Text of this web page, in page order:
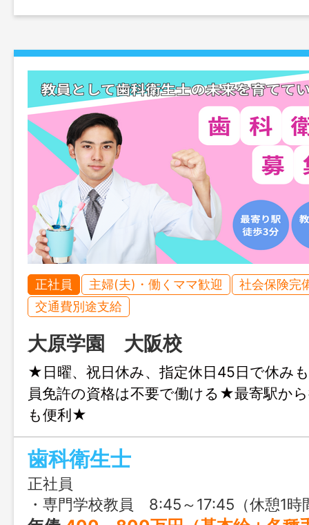
正社員 主婦(夫)・働くママ歓迎
社会保険完
交通費別途支給
大原学園 大阪校
★日曜、祝日休み、指定休日45日で休み
員免許の資格は不要で働ける★最寄駅か
も便利★
歯科衛生士
正社員
・専門学校教員 8:45～17:45（休憩1時間）or 11:30～20:30（休憩1時間） ※学校や部署によって多少変動あり ※配属